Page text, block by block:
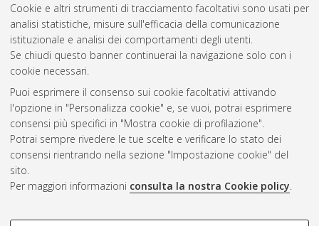
Cookie e altri strumenti di tracciamento facoltativi sono usati per
analisi statistiche, misure sull'efficacia della comunicazione
istituzionale e analisi dei comportamenti degli utenti.
Se chiudi questo banner continuerai la navigazione solo con i
cookie necessari.
Puoi esprimere il consenso sui cookie facoltativi attivando
l'opzione in "Personalizza cookie" e, se vuoi, potrai esprimere
consensi più specifici in "Mostra cookie di profilazione".
Potrai sempre rivedere le tue scelte e verificare lo stato dei
consensi rientrando nella sezione "Impostazione cookie" del
sito.
Per maggiori informazioni consulta la nostra Cookie policy.
Gestione del documento:
Atom
Rss 1.0
Rss 2.0
AMS Laurea
Impostazioni Cookie